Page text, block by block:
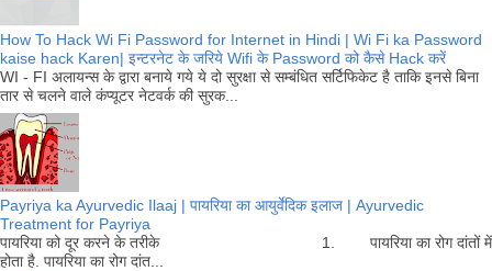
How To Hack Wi Fi Password for Internet in Hindi | Wi Fi ka Password
kaise hack Karen| इन्टरनेट के जरिये Wifi के Password को कैसे Hack करें
WI - FI अलायन्स के द्वारा बनाये गये ये दो सुरक्षा से सम्बंधित सर्टिफिकेट है ताकि इनसे बिना
तार से चलने वाले कंप्यूटर नेटवर्क की सुरक...
Payriya ka Ayurvedic Ilaaj | पायरिया का आयुर्वेदिक इलाज | Ayurvedic
Treatment for Payriya
पायरिया को दूर करने के तरीके 1. पायरिया का रोग दांतों में
होता है. पायरिया का रोग दांत...